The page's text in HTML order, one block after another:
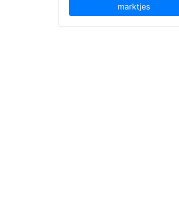
marktjes